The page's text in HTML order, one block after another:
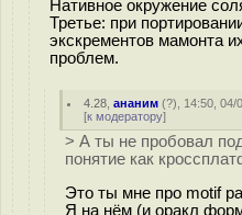
Нативное окружение
Третье: при
экскрементов мамонта
проблем.
4.28 ,ананим (?), 14:50, 04/
[к модератору]
> А ты не пробовал
понятие как
Это ты мне про motif
Я на нём (и оракл